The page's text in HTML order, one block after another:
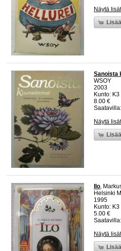
Näytä
Sanoista
WSOY
2003
Kunto:
8.00 €
Näytä
Ilo,
Helsinki
1995
Kunto:
5.00 €
Näytä